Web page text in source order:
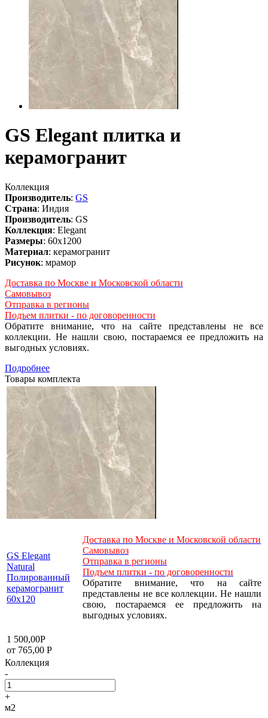
GS Elegant плитка и
керамогранит
Коллекция
Производитель: GS
Страна: Индия
Производитель: GS
Коллекция: Elegant
Размеры: 60х1200
Материал: керамогранит
Рисунок: мрамор
Доставка по Москве и Московской области
Самовывоз
Отправка в регионы
Подъем плитки - по договоренности
Обратите внимание, что на сайте представлены не все
коллекции. Не нашли свою, постараемся ее предложить на
выгодных условиях.
Подробнее
Товары комплекта
GS Elegant
Natural
Полированный
керамогранит
60x120
Доставка по Москве и Московской области
Самовывоз
Отправка в регионы
Подъем плитки - по договоренности
Обратите внимание, что на сайте
представлены не все коллекции. Не нашли
свою, постараемся ее предложить на
выгодных условиях.
1 500,00Р
от 765,00 Р
Коллекция
-
+
м2